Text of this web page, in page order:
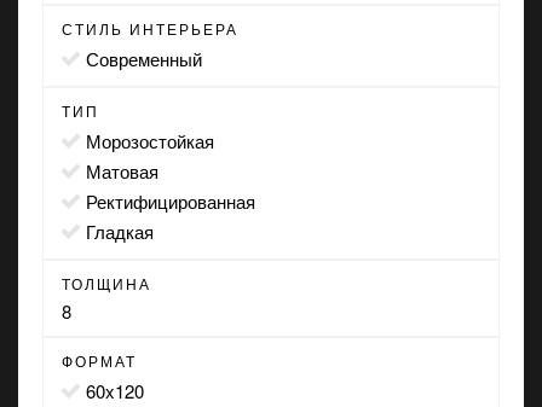
СТИЛЬ ИНТЕРЬЕРА
современный
ТИП
морозостойкая
матовая
ректифицированная
гладкая
ТОЛЩИНА
8
ФОРМАТ
60x120